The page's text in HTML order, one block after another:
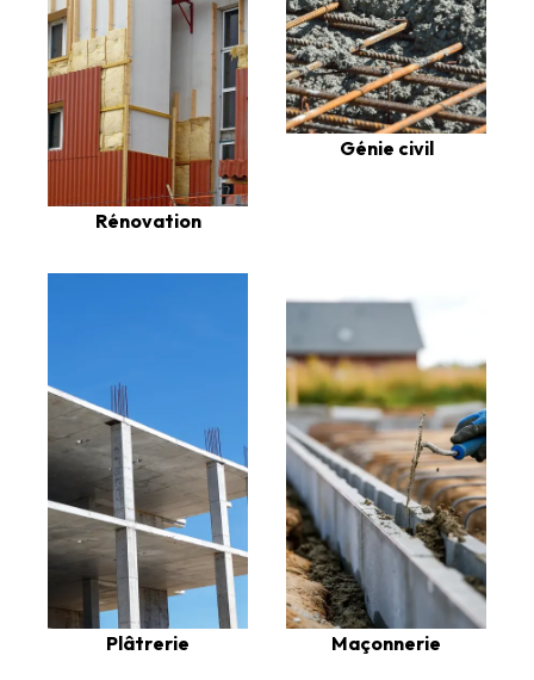
Rénovation
Génie civil
Plâtrerie Maçonnerie